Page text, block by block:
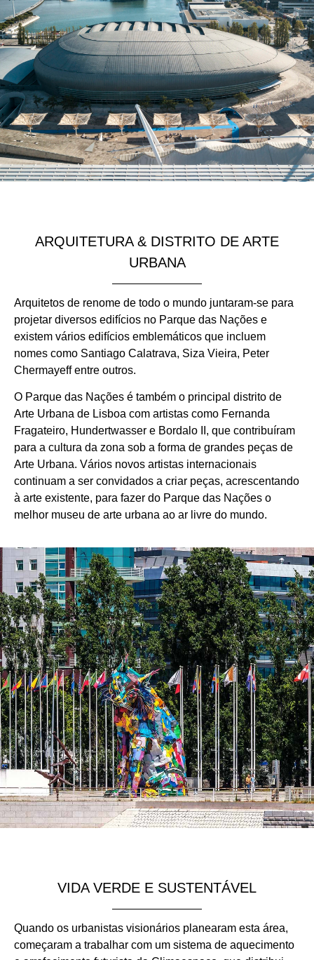
ARQUITETURA & DISTRITO DE ARTE
URBANA
Arquitetos de renome de todo o mundo juntaram-se para
projetar diversos edifícios no Parque das Nações e
existem vários edifícios emblemáticos que incluem
nomes como Santiago Calatrava, Siza Vieira, Peter
Chermayeff entre outros.
O Parque das Nações é também o principal distrito de
Arte Urbana de Lisboa com artistas como Fernanda
Fragateiro, Hundertwasser e Bordalo II, que contribuíram
para a cultura da zona sob a forma de grandes peças de
Arte Urbana. Vários novos artistas internacionais
continuam a ser convidados a criar peças, acrescentando
à arte existente, para fazer do Parque das Nações o
melhor museu de arte urbana ao ar livre do mundo.
VIDA VERDE E SUSTENTÁVEL
Quando os urbanistas visionários planearam esta área,
começaram a trabalhar com um sistema de aquecimento